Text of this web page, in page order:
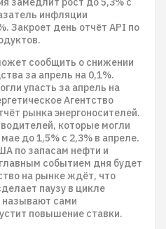
инфляции
Закроет день отчёт API по
сообщить о снижении
за апрель на 0,1%.
упасть за апрель на
Агентство
рынка энергоносителей.
которые могли
до 1,5% с 2,3% в апреле.
по запасам нефти и
событием дня будет
на рынке ждёт, что
паузу в цикле
называют сами
повышение ставки.